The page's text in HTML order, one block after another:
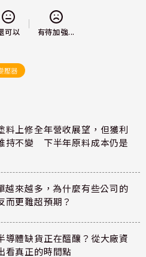
可以 有待加強...
壓器
料上修全年營收展望，但獲利
持不變 下半年原料成本仍是
越來越多，為什麼有些公司的
而更難超預期？
導體缺貨正在醞釀？從大廠資
看真正的時間點